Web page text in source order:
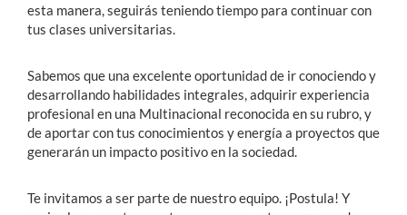
esta manera, seguirás teniendo tiempo para continuar con
tus clases universitarias.
Sabemos que una excelente oportunidad de ir conociendo y
desarrollando habilidades integrales, adquirir experiencia
profesional en una Multinacional reconocida en su rubro, y
de aportar con tus conocimientos y energía a proyectos que
generarán un impacto positivo en la sociedad.
Te invitamos a ser parte de nuestro equipo. ¡Postula! Y